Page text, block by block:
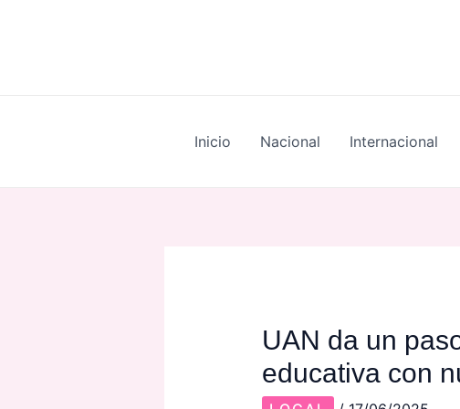
Inicio Nacional Internacional
UAN da un
educativa con